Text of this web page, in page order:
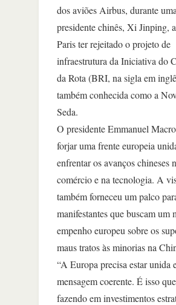
dos aviões Airbus, durante
presidente chinês, Xi Jinping,
Paris ter rejeitado o projeto de
infraestrutura da Iniciativa do
da Rota (BRI, na sigla em
também conhecida como a
Seda.
O presidente Emmanuel
forjar uma frente europeia
enfrentar os avanços chineses
comércio e na tecnologia. A
também forneceu um palco
manifestantes que buscam um
empenho europeu sobre os
maus tratos às minorias na
“A Europa precisa estar unida
mensagem coerente. É isso
fazendo em investimentos